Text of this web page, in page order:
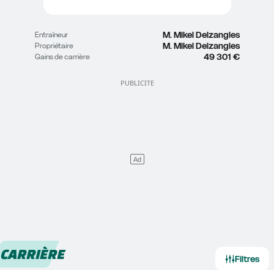
Entraîneur M. Mikel Delzangles
Propriétaire M. Mikel Delzangles
Gains de carrière 49 301 €
CARRIÈRE Filtres